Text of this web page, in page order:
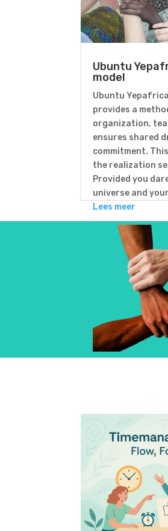
Ubuntu
model
Ubuntu
provides a
organization,
ensures shared
commitment.
the realization
Provided you
universe and
Lees meer